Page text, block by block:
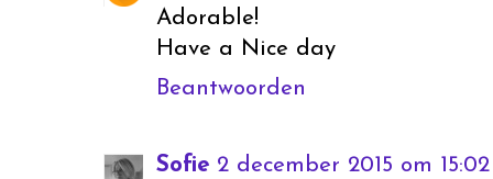
Adorable!
Have a Nice day
Beantwoorden
Sofie 2 december 2015 om 15:02